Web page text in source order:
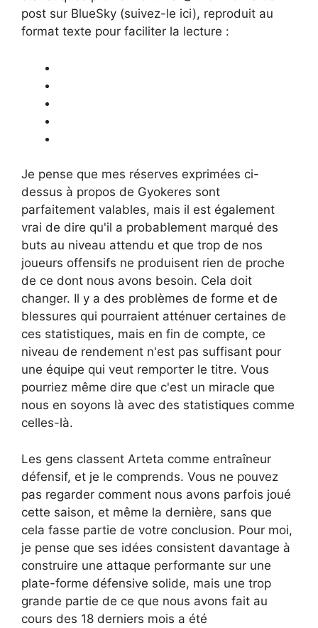
post sur BlueSky (suivez-le ici), reproduit au
format texte pour faciliter la lecture :
Je pense que mes réserves exprimées ci-
dessus à propos de Gyokeres sont
parfaitement valables, mais il est également
vrai de dire qu'il a probablement marqué des
buts au niveau attendu et que trop de nos
joueurs offensifs ne produisent rien de proche
de ce dont nous avons besoin. Cela doit
changer. Il y a des problèmes de forme et de
blessures qui pourraient atténuer certaines de
ces statistiques, mais en fin de compte, ce
niveau de rendement n'est pas suffisant pour
une équipe qui veut remporter le titre. Vous
pourriez même dire que c'est un miracle que
nous en soyons là avec des statistiques comme
celles-là.
Les gens classent Arteta comme entraîneur
défensif, et je le comprends. Vous ne pouvez
pas regarder comment nous avons parfois joué
cette saison, et même la dernière, sans que
cela fasse partie de votre conclusion. Pour moi,
je pense que ses idées consistent davantage à
construire une attaque performante sur une
plate-forme défensive solide, mais une trop
grande partie de ce que nous avons fait au
cours des 18 derniers mois a été